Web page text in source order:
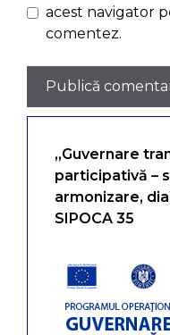
acest navigator
comentez.
„Guvernare
participativă –
armonizare,
SIPOCA 35